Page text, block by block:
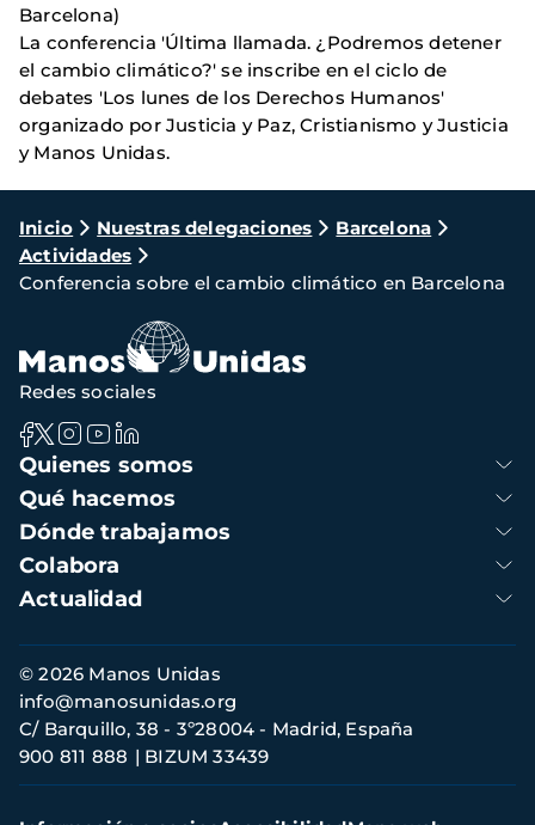
Barcelona)
La conferencia 'Última llamada. ¿Podremos detener
el cambio climático?' se inscribe en el ciclo de
debates 'Los lunes de los Derechos Humanos'
organizado por Justicia y Paz, Cristianismo y Justicia
y Manos Unidas.
Ruta
de
navegación
Inicio Nuestras delegaciones
Barcelona
Actividades
Conferencia sobre el cambio climático en Barcelona
Navegación
principal
Quienes somos
Qué hacemos
Dónde trabajamos
Colabora
Actualidad
Redes sociales
Información
de
contacto
© 2026 Manos Unidas
C/ Barquillo, 38 - 3º28004 - Madrid, España
900 811 888
BIZUM 33439
info@manosunidas.org